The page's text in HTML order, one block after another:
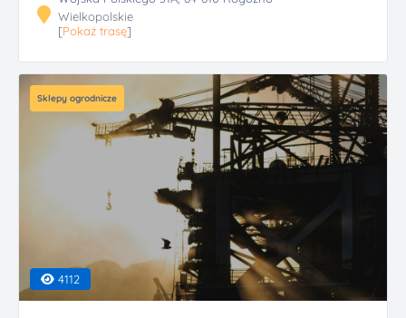
Wielkopolskie
[Pokaż trasę]
Sklepy ogrodnicze
4112